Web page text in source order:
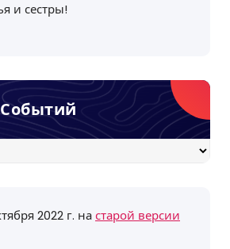
и сестры!
2022 г. настарой версии